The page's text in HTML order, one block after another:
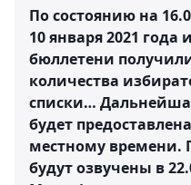
По состоянию на
10 января 2021
бюллетени
количества
списки…
будет
местному времени.
будут озвучены в